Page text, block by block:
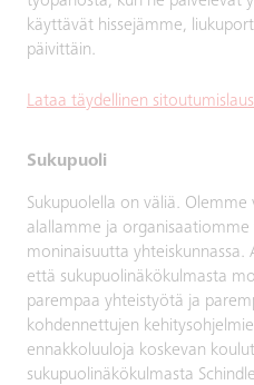
käyttävät hissejämme,
päivittäin.
Lataa täydellinen
Sukupuoli
Sukupuolella on väliä.
alallamme ja organisaatiomme
moninaisuutta
että sukupuolinäkökulmasta
parempaa yhteistyötä ja
kohdennettujen
ennakkoluuloja koskevan
sukupuolinäkökulmasta